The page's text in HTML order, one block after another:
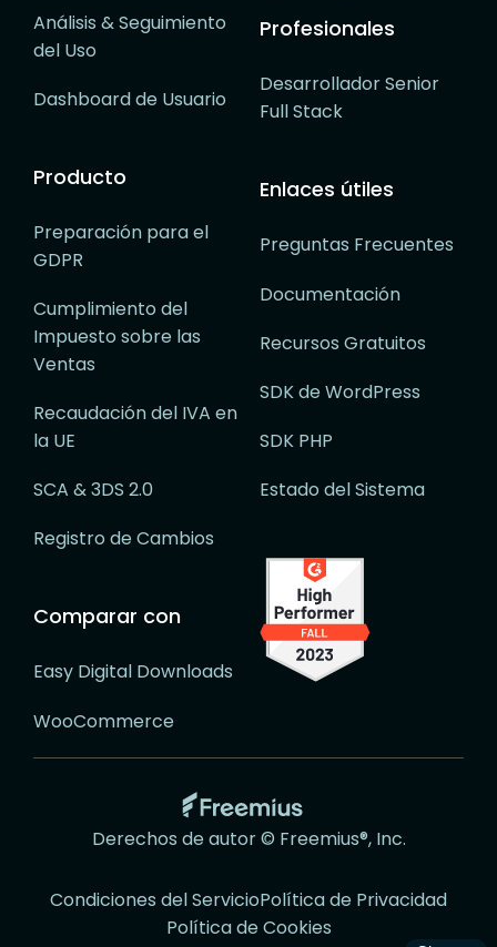
Análisis & Seguimiento
del Uso
Dashboard de Usuario
Producto
Preparación para el
GDPR
Cumplimiento del
Impuesto sobre las
Ventas
Recaudación del IVA en
la UE
SCA & 3DS 2.0
Registro de Cambios
Comparar con
Easy Digital Downloads
WooCommerce
Profesionales
Desarrollador Senior
Full Stack
Enlaces útiles
Preguntas Frecuentes
Documentación
Recursos Gratuitos
SDK de WordPress
SDK PHP
Estado del Sistema
a
página
web
Derechos de autor © Freemius®, Inc.
Condiciones del ServicioPolítica de Privacidad
Política de Cookies